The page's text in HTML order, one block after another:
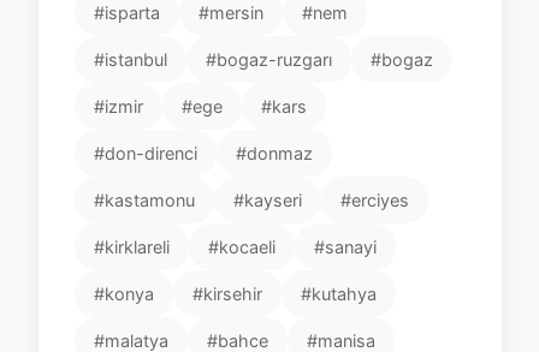
#isparta #mersin #nem
#istanbul #bogaz-ruzgarı #bogaz
#izmir #ege #kars
#don-direnci #donmaz
#kastamonu #kayseri #erciyes
#kirklareli #kocaeli #sanayi
#konya #kirsehir #kutahya
#malatya #bahce #manisa